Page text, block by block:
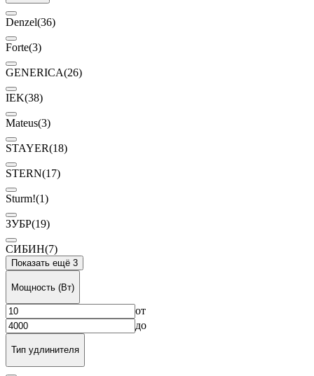
Denzel(36)
Forte(3)
GENERICA(26)
IEK(38)
Mateus(3)
STAYER(18)
STERN(17)
Sturm!(1)
ЗУБР(19)
СИБИН(7)
Показать ещё 3
Мощность (Вт)
от
до
Тип удлинителя